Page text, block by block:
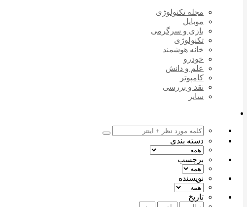
مجله تکنولوژی
موبایل
بازی و سرگرمی
تکنولوژی
خانه هوشمند
خودرو
علم و دانش
کامپوتر
نقد و بررسی
سایر
دسته بندی
برچسب
نویسنده
تاریخ